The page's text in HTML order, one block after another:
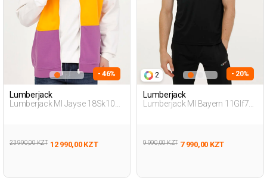
- 46%
Lumberjack
Lumberjack Ml Jayse 18Sk1002
23 990,00 KZT 12 990,00 KZT
2 - 20%
Lumberjack
Lumberjack Ml Bayern 11Glf75
9 990,00 KZT 7 990,00 KZT